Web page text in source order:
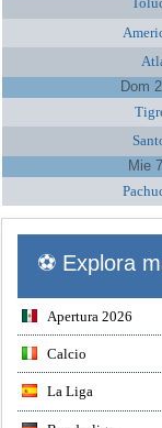
Dom
Mie
⚽ Explora
Apertura 2026
Calcio
La Liga